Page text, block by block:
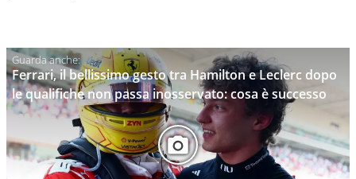
Ferrari, il bellissimo gesto tra Hamilton e Leclerc dopo
le qualifiche non passa inosservato: cosa è successo